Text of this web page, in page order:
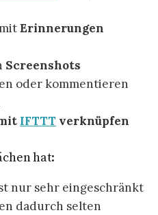
Erinnerungen
Screenshots
oder kommentieren
IFTTT verknüpfen
hat:
nur sehr eingeschränkt
dadurch selten